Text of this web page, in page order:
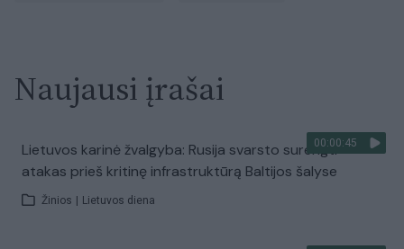
Naujausi įrašai
00:00:45
Lietuvos karinė žvalgyba: Rusija svarsto surengti
atakas prieš kritinę infrastruktūrą Baltijos šalyse
Žinios Lietuvos diena